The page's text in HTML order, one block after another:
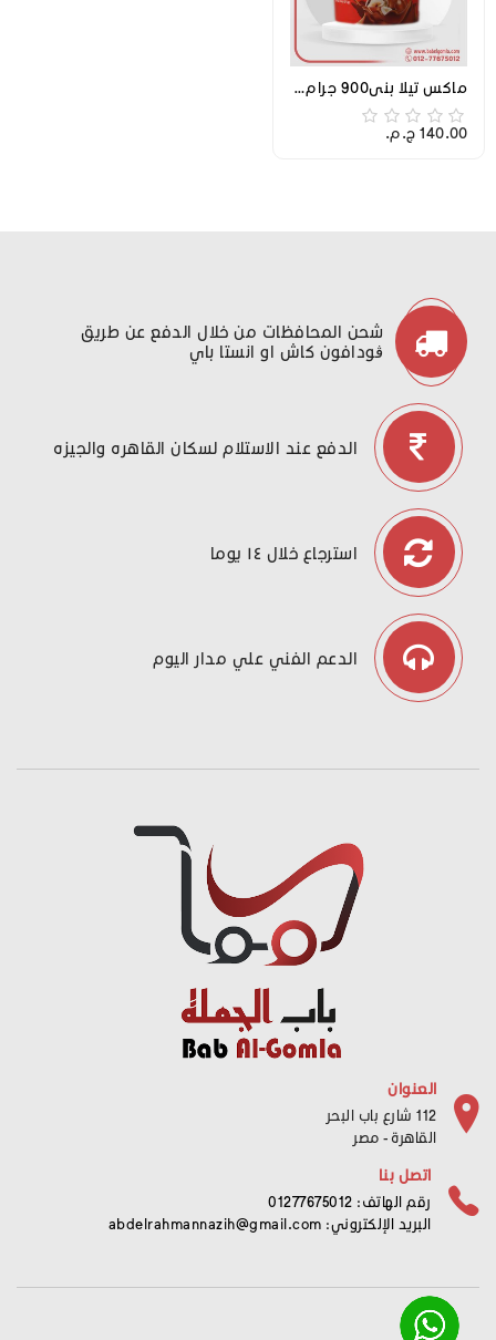
ماكس تيلا بني900 جرام علبه
140.00 ج.م.‏
شحن المحافظات من خلال الدفع عن طريق
ڤودافون كاش او انستا باي
الدفع عند الاستلام لسكان القاهره والجيزه
استرجاع خلال ١٤ يوما
الدعم الفني علي مدار اليوم
العنوان
112 شارع باب البحر
القاهرة - مصر
اتصل بنا
رقم الهاتف: 01277675012
البريد الإلكتروني: abdelrahmannazih@gmail.com